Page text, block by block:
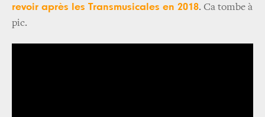
revoir après les Transmusicales en 2018. Ca tombe à
pic.